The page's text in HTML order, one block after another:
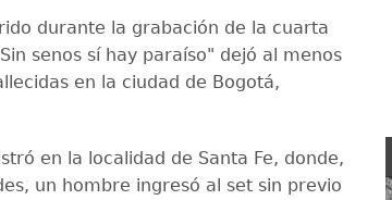
durante la grabación de la cuarta
senos sí hay paraíso" dejó al menos
en la ciudad de Bogotá,
en la localidad de Santa Fe, donde,
un hombre ingresó al set sin previo